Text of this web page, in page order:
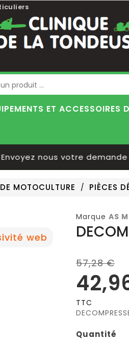
ET ACCESSOIRES
nous votre demande
MOTOCULTURE PIÈCES
web
Marque AS
57,28 €
TTC
Quantité